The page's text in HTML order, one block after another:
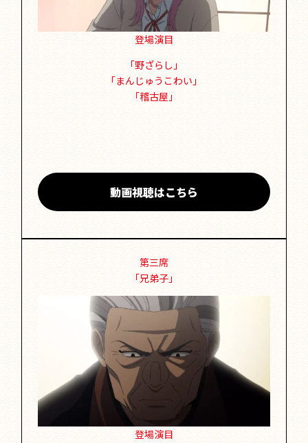
登場演目
「野ざらし」
「まんじゅうこわい」
「稽古屋」
動画視聴はこちら
第三席
「兄弟子」
登場演目